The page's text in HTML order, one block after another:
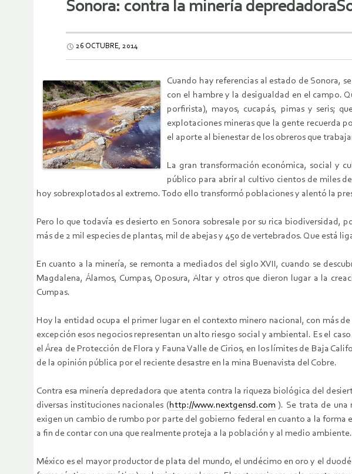
Sonora: contra la minería
26 OCTUBRE, 2014
Cuando hay referencias al estado de Sonora,
con el hambre y la desigualdad en el campo.
porfirista), mayos, cucapás, pimas y seris;
explotaciones mineras que la gente recuerda
el aporte al bienestar de los obreros que
La gran transformación económica, social y
público para abrir al cultivo cientos de miles
hoy sobrexplotados al extremo. Todo ello transformó poblaciones y alentó la
Pero lo que todavía es desierto en Sonora sobresale por su rica biodiversidad,
más de 2 mil especies de plantas, mil de abejas y 450 de vertebrados. Que está
En cuanto a la minería, se remonta a mediados del siglo XVII, cuando se
Magdalena, Álamos, Cumpas, Oposura, Altar y otros que dieron lugar a la
Cumpas.
Hoy la entidad ocupa el primer lugar en el contexto minero nacional, con más
excepción esos negocios representan un alto riesgo social y ambiental. Es el
el Área de Protección de Flora y Fauna Valle de Cirios, en los límites de Baja
de la opinión pública por el reciente desastre en la mina Buenavista del Cobre.
Contra esa minería depredadora que atenta contra la riqueza biológica del
diversas instituciones nacionales (http://www.nextgensd.com). Se trata de una
exigen un cambio de rumbo por parte del gobierno federal en cuanto a la forma
a fin de contar con una que realmente proteja a la población y al medio
México es el mayor productor de plata del mundo, el undécimo en oro y el